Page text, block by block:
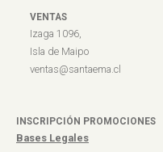
VENTAS
Izaga 1096,
Isla de Maipo
ventas@santaema.cl
INSCRIPCIÓN PROMOCIONES
Bases Legales